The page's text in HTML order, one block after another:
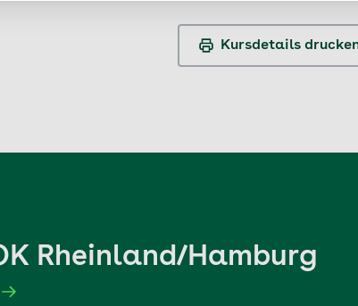
Kursdetails
Rheinland/Hamburg